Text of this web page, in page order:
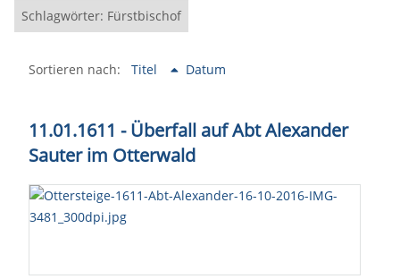
Schlagwörter: Fürstbischof
Sortieren nach: Titel Datum
11.01.1611 - Überfall auf Abt Alexander
Sauter im Otterwald